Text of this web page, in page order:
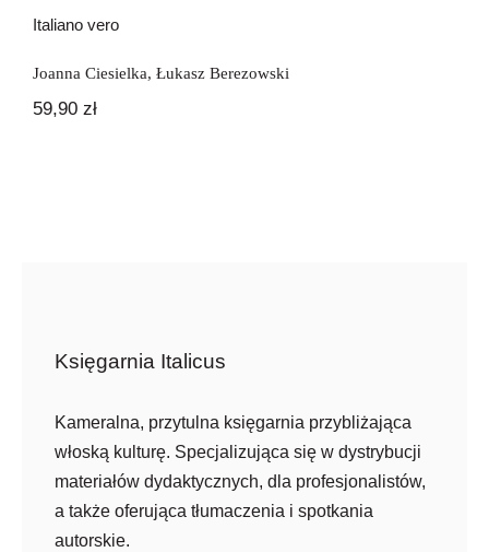
Italiano vero
Joanna Ciesielka, Łukasz Berezowski
59,90 zł
Księgarnia Italicus
Kameralna, przytulna księgarnia przybliżająca
włoską kulturę. Specjalizująca się w dystrybucji
materiałów dydaktycznych, dla profesjonalistów,
a także oferująca tłumaczenia i spotkania
autorskie.